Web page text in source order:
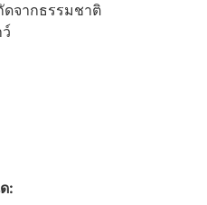
ดจากธรรมชาติ
: